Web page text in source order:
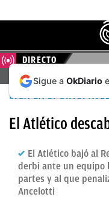
ÚLTIMAS
NOTICIAS
MADRID
BALONCESTO
CANTERA
FICHAJES
DIRECTO
FERENCVAROS – REAL MADRID,
LIGA EA SPORTS:
El Atlético
El Atlético bajó al
derbi ante un equipo
partes y al que
Ancelotti
Sigue a OkDiario